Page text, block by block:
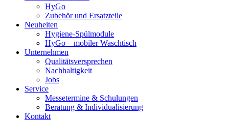
HyGo
Zubehör und Ersatzteile
Neuheiten
Hygiene-Spülmodule
HyGo – mobiler Waschtisch
Unternehmen
Qualitätsversprechen
Nachhaltigkeit
Jobs
Service
Messetermine & Schulungen
Beratung & Individualisierung
Kontakt